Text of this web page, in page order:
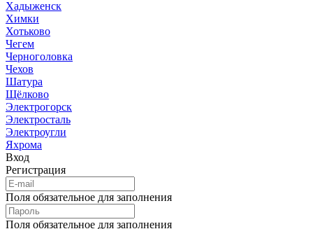
Хадыженск
Химки
Хотьково
Чегем
Черноголовка
Чехов
Шатура
Щёлково
Электрогорск
Электросталь
Электроугли
Яхрома
Вход
Регистрация
Поля обязательное для заполнения
Поля обязательное для заполнения